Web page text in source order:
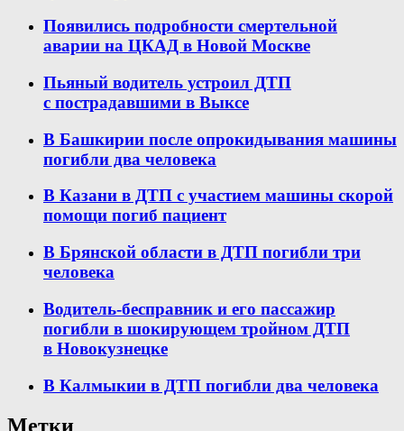
Появились подробности смертельной
аварии на ЦКАД в Новой Москве
Пьяный водитель устроил ДТП
с пострадавшими в Выксе
В Башкирии после опрокидывания машины
погибли два человека
В Казани в ДТП с участием машины скорой
помощи погиб пациент
В Брянской области в ДТП погибли три
человека
Водитель-бесправник и его пассажир
погибли в шокирующем тройном ДТП
в Новокузнецке
В Калмыкии в ДТП погибли два человека
Метки